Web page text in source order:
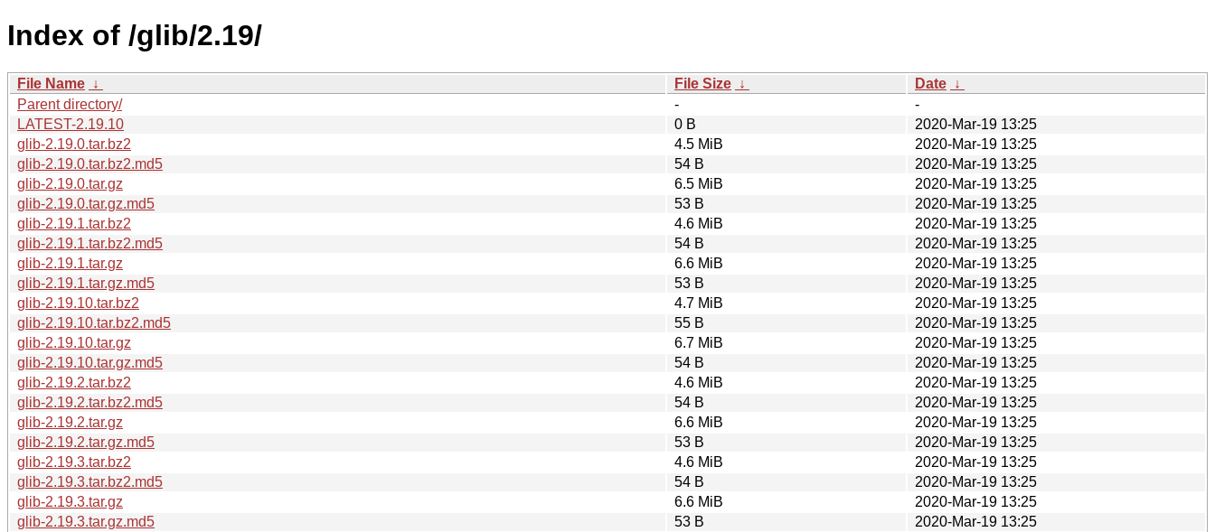
Index of /glib/2.19/
File Name ↓ File Size ↓ Date ↓
Parent directory/
-
-
LATEST-2.19.10
0 B
2020-Mar-19 13:25
glib-2.19.0.tar.bz2
4.5 MiB
2020-Mar-19 13:25
glib-2.19.0.tar.bz2.md5
54 B
2020-Mar-19 13:25
glib-2.19.0.tar.gz
6.5 MiB
2020-Mar-19 13:25
glib-2.19.0.tar.gz.md5
53 B
2020-Mar-19 13:25
glib-2.19.1.tar.bz2
4.6 MiB
2020-Mar-19 13:25
glib-2.19.1.tar.bz2.md5
54 B
2020-Mar-19 13:25
glib-2.19.1.tar.gz
6.6 MiB
2020-Mar-19 13:25
glib-2.19.1.tar.gz.md5
53 B
2020-Mar-19 13:25
glib-2.19.10.tar.bz2
4.7 MiB
2020-Mar-19 13:25
glib-2.19.10.tar.bz2.md5
55 B
2020-Mar-19 13:25
glib-2.19.10.tar.gz
6.7 MiB
2020-Mar-19 13:25
glib-2.19.10.tar.gz.md5
54 B
2020-Mar-19 13:25
glib-2.19.2.tar.bz2
4.6 MiB
2020-Mar-19 13:25
glib-2.19.2.tar.bz2.md5
54 B
2020-Mar-19 13:25
glib-2.19.2.tar.gz
6.6 MiB
2020-Mar-19 13:25
glib-2.19.2.tar.gz.md5
53 B
2020-Mar-19 13:25
glib-2.19.3.tar.bz2
4.6 MiB
2020-Mar-19 13:25
glib-2.19.3.tar.bz2.md5
54 B
2020-Mar-19 13:25
glib-2.19.3.tar.gz
6.6 MiB
2020-Mar-19 13:25
glib-2.19.3.tar.gz.md5
53 B
2020-Mar-19 13:25